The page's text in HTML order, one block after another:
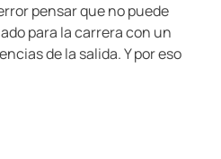
pensar que no puede
para la carrera con un
de la salida. Y por eso